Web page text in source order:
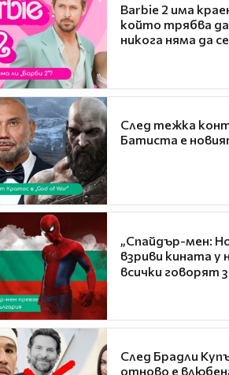
Barbie 2 има
който трябва да
никога няма да
След тежка
Батиста е
„Спайдър-мен:
взриви кината у
всички говорят
След Брадли
отново е